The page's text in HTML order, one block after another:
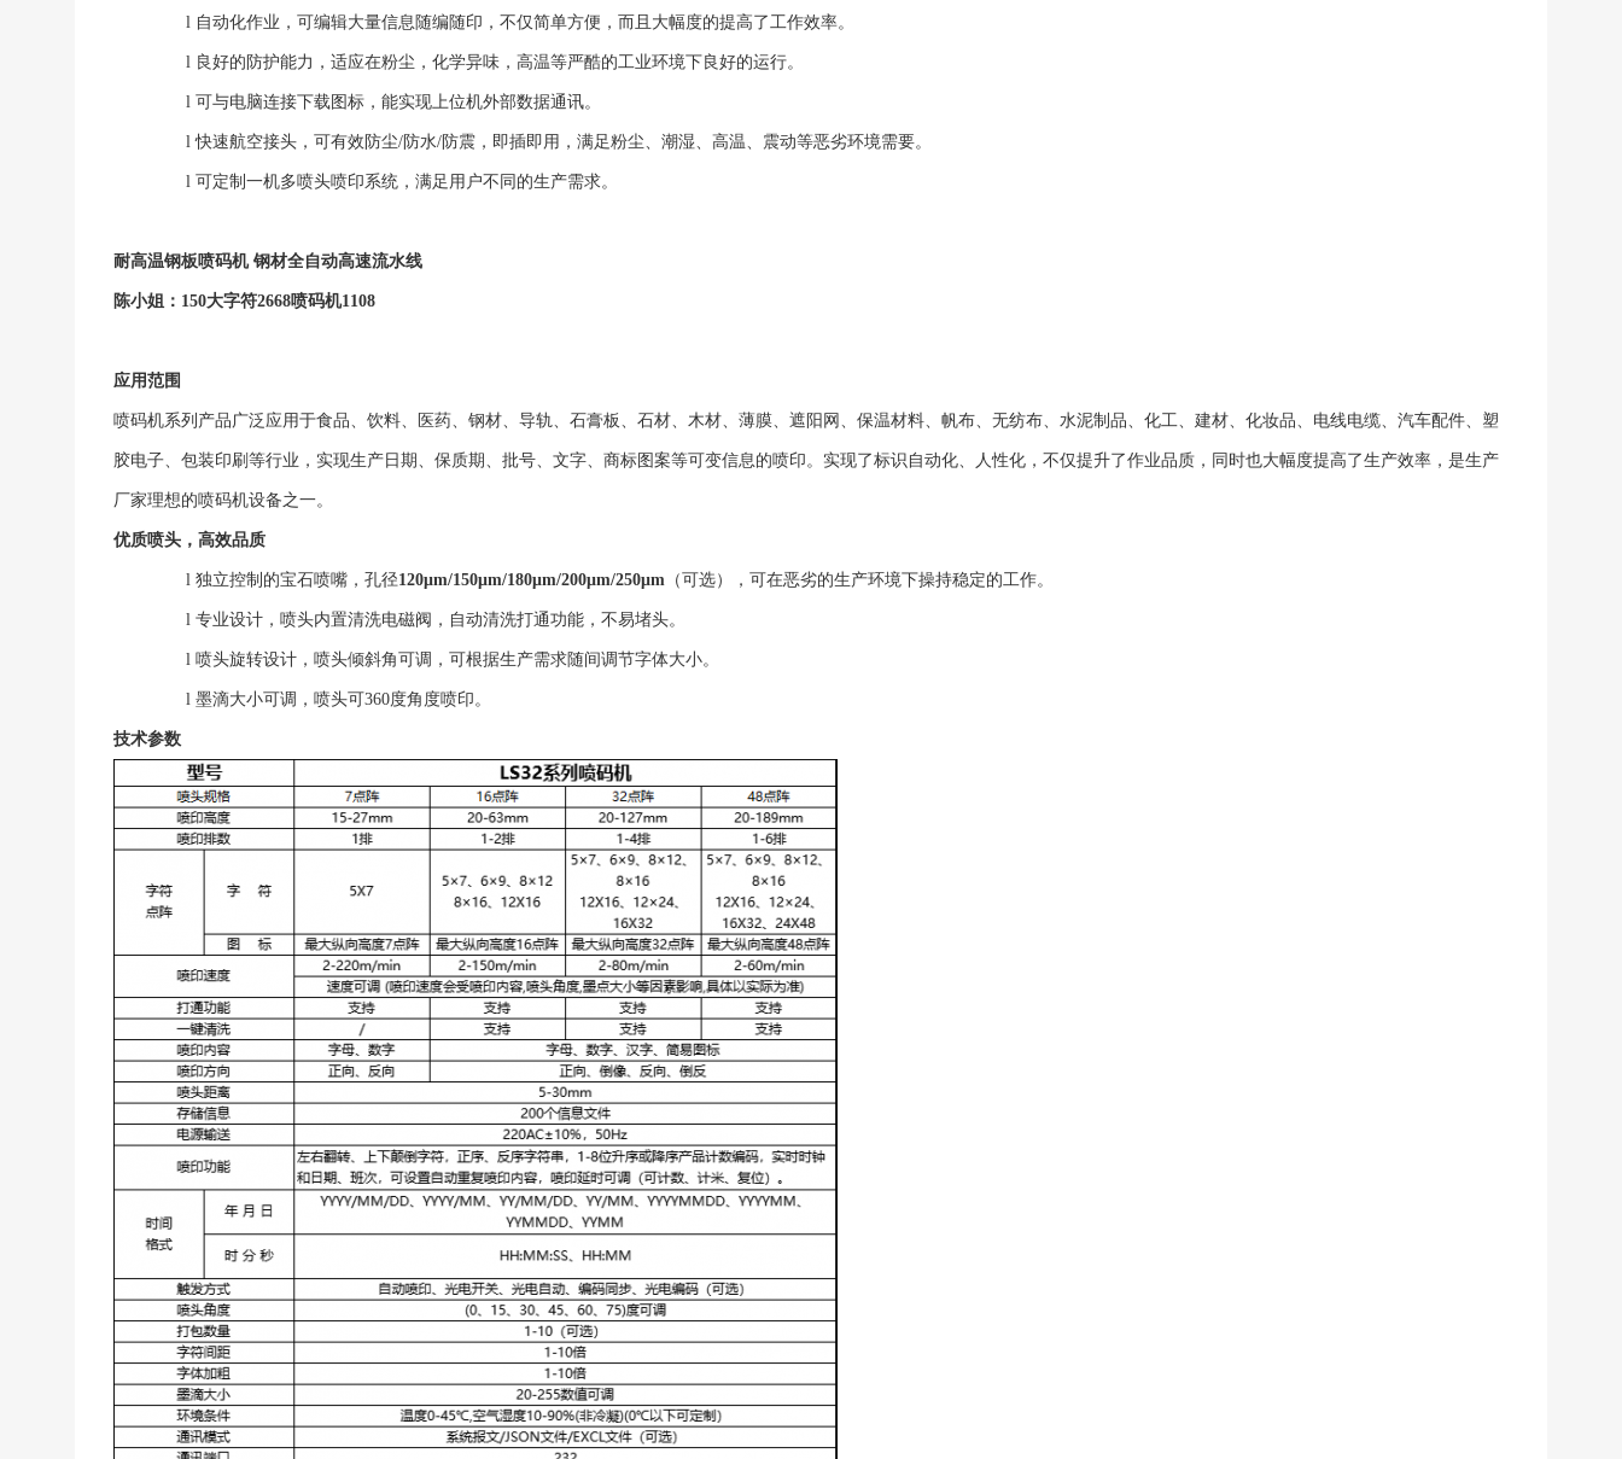
l 自动化作业，可编辑大量信息随编随印，不仅简单方便，而且大幅度的提高了工作效率。
l 良好的防护能力，适应在粉尘，化学异味，高温等严酷的工业环境下良好的运行。
l 可与电脑连接下载图标，能实现上位机外部数据通讯。
l快速航空接头，可有效防尘/防水/防震，即插即用，满足粉尘、潮湿、高温、震动等恶劣环境需要。
l 可定制一机多喷头喷印系统，满足用户不同的生产需求。
耐高温钢板喷码机 钢材全自动高速流水线
陈小姐： 150大字符2668喷码机1108
应用范围
喷码机系列产品广泛应用于食品、饮料、医药、钢材、导轨、石膏板、石材、木材、薄膜、遮阳网、保温材料、帆布、无纺布、水泥制品、化工、建材、化妆品、电线电缆、汽车配件、塑
胶电子、包装印刷等行业，实现生产日期、保质期、批号、文字、商标图案等可变信息的喷印。实现了标识自动化、人性化，不仅提升了作业品质，同时也大幅度提高了生产效率，是生产
厂家理想的喷码机设备之一。
优质喷头，高效品质
l 独立控制的宝石喷嘴，孔径120μm/150μm/180μm/200μm/250μm （可选），可在恶劣的生产环境下操持稳定的工作。
l 专业设计，喷头内置清洗电磁阀，自动清洗打通功能，不易堵头。
l 喷头旋转设计，喷头倾斜角可调，可根据生产需求随间调节字体大小。
l 墨滴大小可调，喷头可360度角度喷印。
技术参数